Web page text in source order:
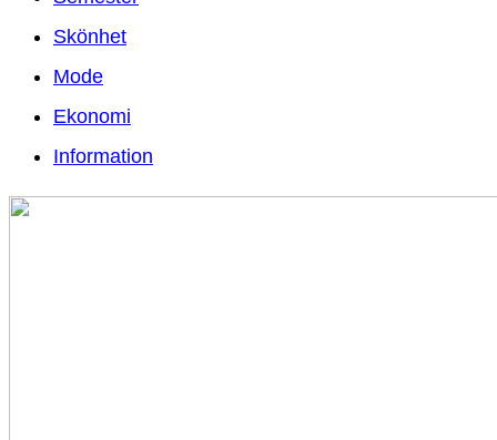
Skönhet
Mode
Ekonomi
Information